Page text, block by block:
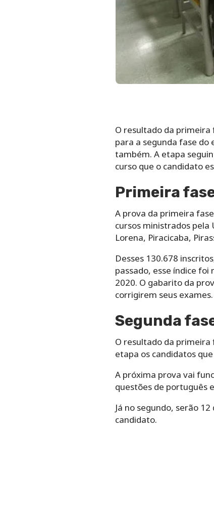
O resultado da primeira
para a segunda fase do
também. A etapa
curso que o candidato
Primeira
A prova da primeira
cursos ministrados pela
Lorena, Piracicaba,
Desses 130.678
passado, esse índice foi
2020. O gabarito da
corrigirem seus exames.
Segunda
O resultado da primeira
etapa os candidatos
A próxima prova vai
questões de português
Já no segundo, serão
candidato.